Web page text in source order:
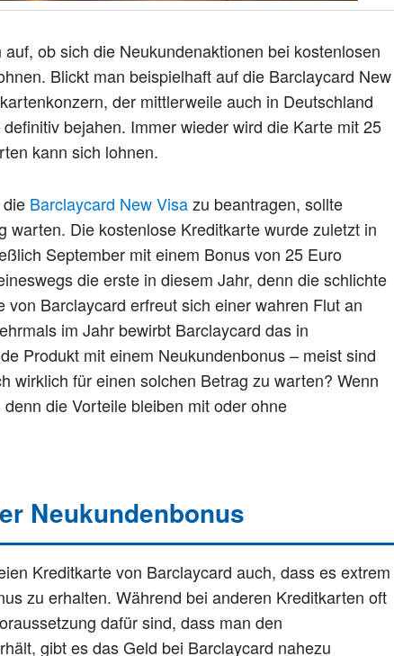
ob sich die Neukundenaktionen bei kostenlosen
Blickt man beispielhaft auf die Barclaycard New
der mittlerweile auch in Deutschland
bejahen. Immer wieder wird die Karte mit 25
kann sich lohnen.
Barclaycard New Visazu beantragen, sollte
warten. Die kostenlose Kreditkarte wurde zuletzt in
September mit einem Bonus von 25 Euro
die erste in diesem Jahr, denn die schlichte
von Barclaycard erfreut sich einer wahren Flut an
im Jahr bewirbt Barclaycard das in
Produkt mit einem Neukundenbonus – meist sind
wirklich für einen solchen Betrag zu warten? Wenn
die Vorteile bleiben mit oder ohne
Neukundenbonus
Kreditkarte von Barclaycard auch, dass es extrem
zu erhalten. Während bei anderen Kreditkarten oft
dafür sind, dass man den
gibt es das Geld bei Barclaycard nahezu